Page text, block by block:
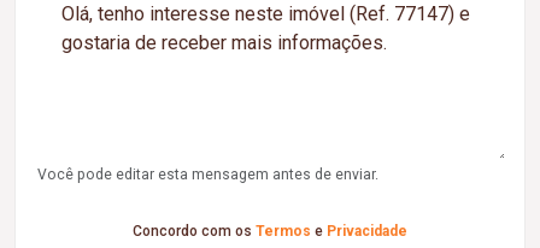
Você pode editar esta mensagem antes de enviar.
Concordo com os Termos e Privacidade